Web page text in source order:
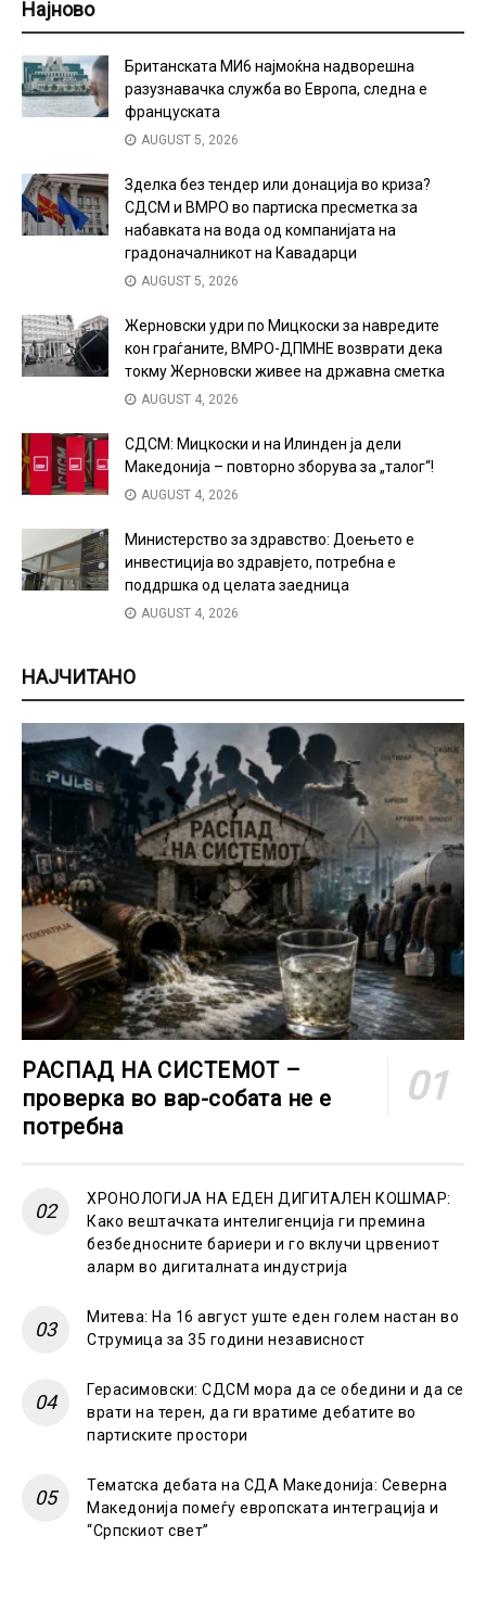
Најново
Британската МИ6 најмоќна надворешна
разузнавачка служба во Европа, следна е
француската
AUGUST 5, 2026
Зделка без тендер или донација во криза?
СДСМ и ВМРО во партиска пресметка за
набавката на вода од компанијата на
градоначалникот на Кавадарци
AUGUST 5, 2026
Жерновски удри по Мицкоски за навредите
кон граѓаните, ВМРО-ДПМНЕ возврати дека
токму Жерновски живее на државна сметка
AUGUST 4, 2026
СДСМ: Мицкоски и на Илинден ја дели
Македонија – повторно зборува за „талог“!
AUGUST 4, 2026
Министерство за здравство: Доењето е
инвестиција во здравјето, потребна е
поддршка од целата заедница
AUGUST 4, 2026
НАЈЧИТАНО
РАСПАД НА СИСТЕМОТ –
проверка во вар-собата не е
потребна
ХРОНОЛОГИЈА НА ЕДЕН ДИГИТАЛЕН КОШМАР:
Како вештачката интелигенција ги премина
безбедносните бариери и го вклучи црвениот
аларм во дигиталната индустрија
Митева: На 16 август уште еден голем настан во
Струмица за 35 години независност
Герасимовски: СДСМ мора да се обедини и да се
врати на терен, да ги вратиме дебатите во
партиските простори
Тематска дебата на СДА Македонија: Северна
Македонија помеѓу европската интеграција и
“Српскиот свет”